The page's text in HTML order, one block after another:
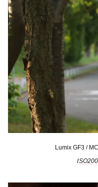
Lumix GF3 /